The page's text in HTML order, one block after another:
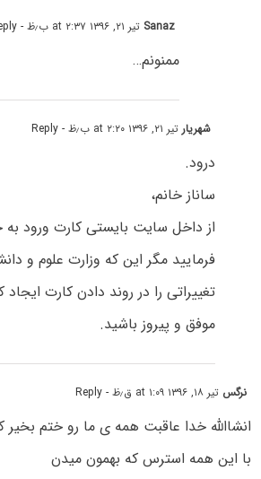
Sanaz تیر ۲۱, ۱۳۹۶ at ۲:۳۷ ب٫ظ - Reply
ممنونم…
شهریارتیر ۲۱, ۱۳۹۶ at ۲:۲۰ ب٫ظ - Reply
درود.
ساناز خانم،
از داخل سایت بایستی کارت ورود به
فرمایید مگر این که وزارت علوم و
تغییراتی را در روند دادن کارت ایجاد
موفق و پیروز باشید.
نرگس تیر ۱۸, ۱۳۹۶ at ۱:۰۹ ق٫ظ - Reply
انشاالله خدا عاقبت همه ی ما رو ختم بخیر
با این همه استرس که بهمون میدن